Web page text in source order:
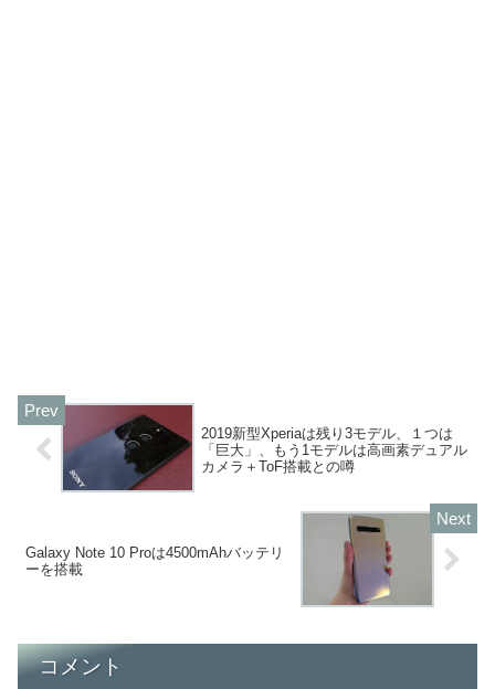
2019新型Xperiaは残り3モデル、１つは
「巨大」、もう1モデルは高画素デュアル
カメラ＋ToF搭載との噂
Galaxy Note 10 Proは4500mAhバッテリ
ーを搭載
コメント